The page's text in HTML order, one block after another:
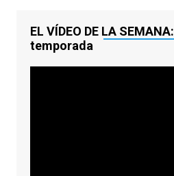
EL VÍDEO DE LA
temporada